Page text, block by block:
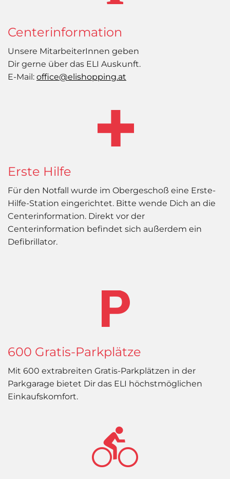
Centerinformation
Unsere MitarbeiterInnen geben
Dir gerne über das ELI Auskunft.
E-Mail: office@elishopping.at
Erste Hilfe
Für den Notfall wurde im Obergeschoß eine Erste-
Hilfe-Station eingerichtet. Bitte wende Dich an die
Centerinformation. Direkt vor der
Centerinformation befindet sich außerdem ein
Defibrillator.
600 Gratis-Parkplätze
Mit 600 extrabreiten Gratis-Parkplätzen in der
Parkgarage bietet Dir das ELI höchstmöglichen
Einkaufskomfort.